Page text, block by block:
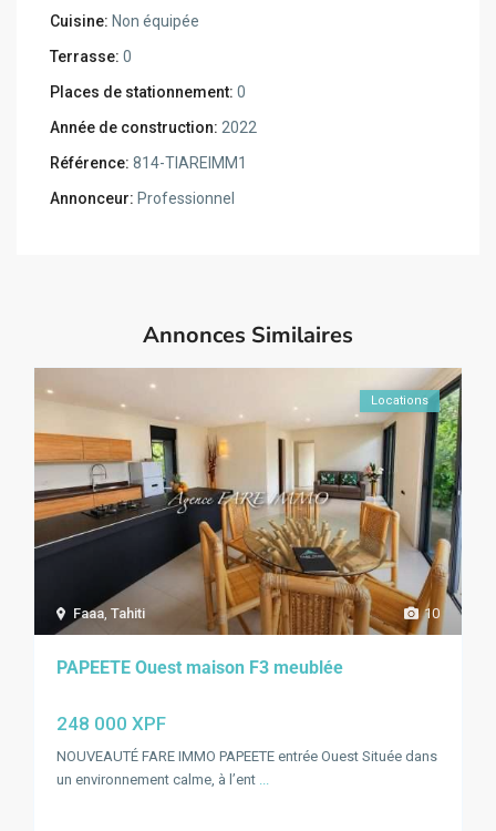
Cuisine: Non équipée
Terrasse: 0
Places de stationnement: 0
Année de construction: 2022
Référence: 814-TIAREIMM1
Annonceur: Professionnel
Annonces Similaires
10
Faaa,Tahiti
Locations
PAPEETE Ouest maison F3 meublée
248 000 XPF
NOUVEAUTÉ FARE IMMO PAPEETE entrée Ouest Située dans
un environnement calme, à l’ent ...